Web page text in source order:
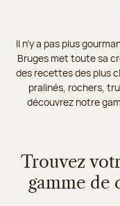
Il n’y a pas plus
Bruges met toute sa
des recettes des plus
pralinés, rochers,
découvrez notre
Trouvez
gamme de